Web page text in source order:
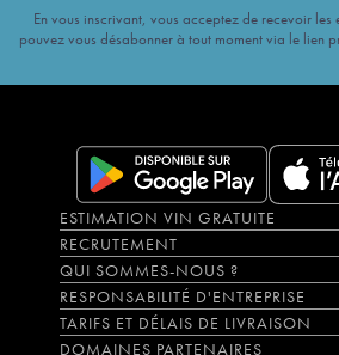
En vous inscrivant, vous acceptez de recevoir
pouvez vous désabonner à tout moment via le lien
ESTIMATION VIN GRATUITE
RECRUTEMENT
QUI SOMMES-NOUS ?
RESPONSABILITÉ D'ENTREPRISE
TARIFS ET DÉLAIS DE LIVRAISON
DOMAINES PARTENAIRES